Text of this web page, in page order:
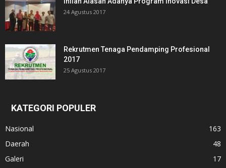
24 Agustus 2017
Rekrutmen Tenaga Pendamping Profesional
2017
25 Agustus 2017
KATEGORI POPULER
Nasional
163
Daerah
48
Galeri
17